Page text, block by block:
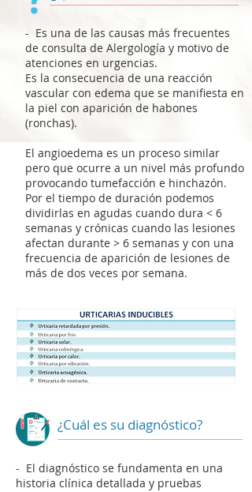
- Es una de las causas más frecuentes
de consulta de Alergología y motivo de
atenciones en urgencias.
Es la consecuencia de una reacción
vascular con edema que se manifiesta en
la piel con aparición de habones
(ronchas).
El angioedema es un proceso similar
pero que ocurre a un nivel más profundo
provocando tumefacción e hinchazón.
Por el tiempo de duración podemos
dividirlas en agudas cuando dura < 6
semanas y crónicas cuando las lesiones
afectan durante > 6 semanas y con una
frecuencia de aparición de lesiones de
más de dos veces por semana.
¿Cuál es su diagnóstico?
- El diagnóstico se fundamenta en una
historia clínica detallada y pruebas